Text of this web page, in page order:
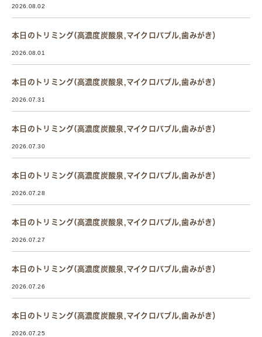
2026.08.02
本日のトリミング(高濃度炭酸泉,マイクロバブル,歯みがき）
2026.08.01
本日のトリミング(高濃度炭酸泉,マイクロバブル,歯みがき）
2026.07.31
本日のトリミング(高濃度炭酸泉,マイクロバブル,歯みがき）
2026.07.30
本日のトリミング(高濃度炭酸泉,マイクロバブル,歯みがき）
2026.07.28
本日のトリミング(高濃度炭酸泉,マイクロバブル,歯みがき）
2026.07.27
本日のトリミング(高濃度炭酸泉,マイクロバブル,歯みがき）
2026.07.26
本日のトリミング(高濃度炭酸泉,マイクロバブル,歯みがき）
2026.07.25